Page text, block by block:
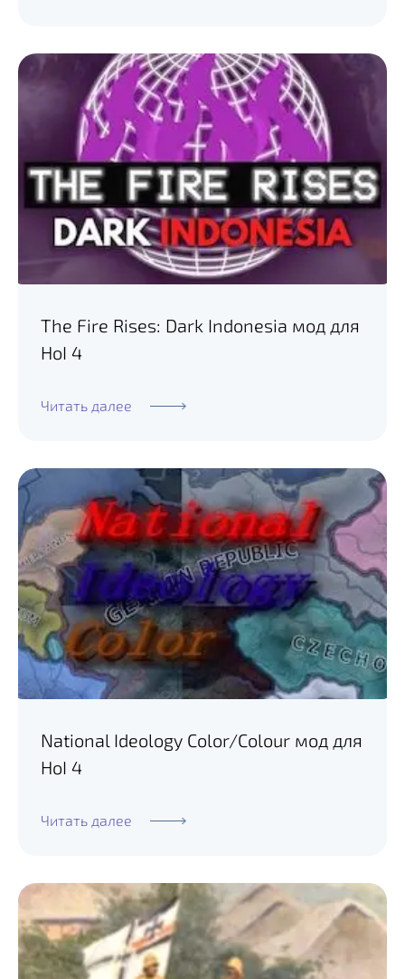
The Fire Rises: Dark Indonesia мод для
HoI 4
Читать далее
National Ideology Color/Colour мод для
HoI 4
Читать далее